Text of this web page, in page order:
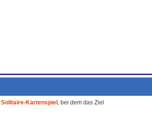
Solitaire-Kartenspiel , bei dem das Ziel